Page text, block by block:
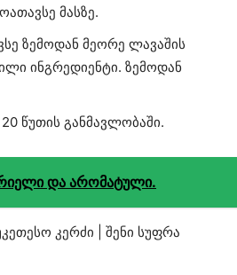
მასზე.
ზემოდან მეორე ლავაშის
ინგრედიენტი. ზემოდან
წუთის განმავლობაში.
და არომატული.